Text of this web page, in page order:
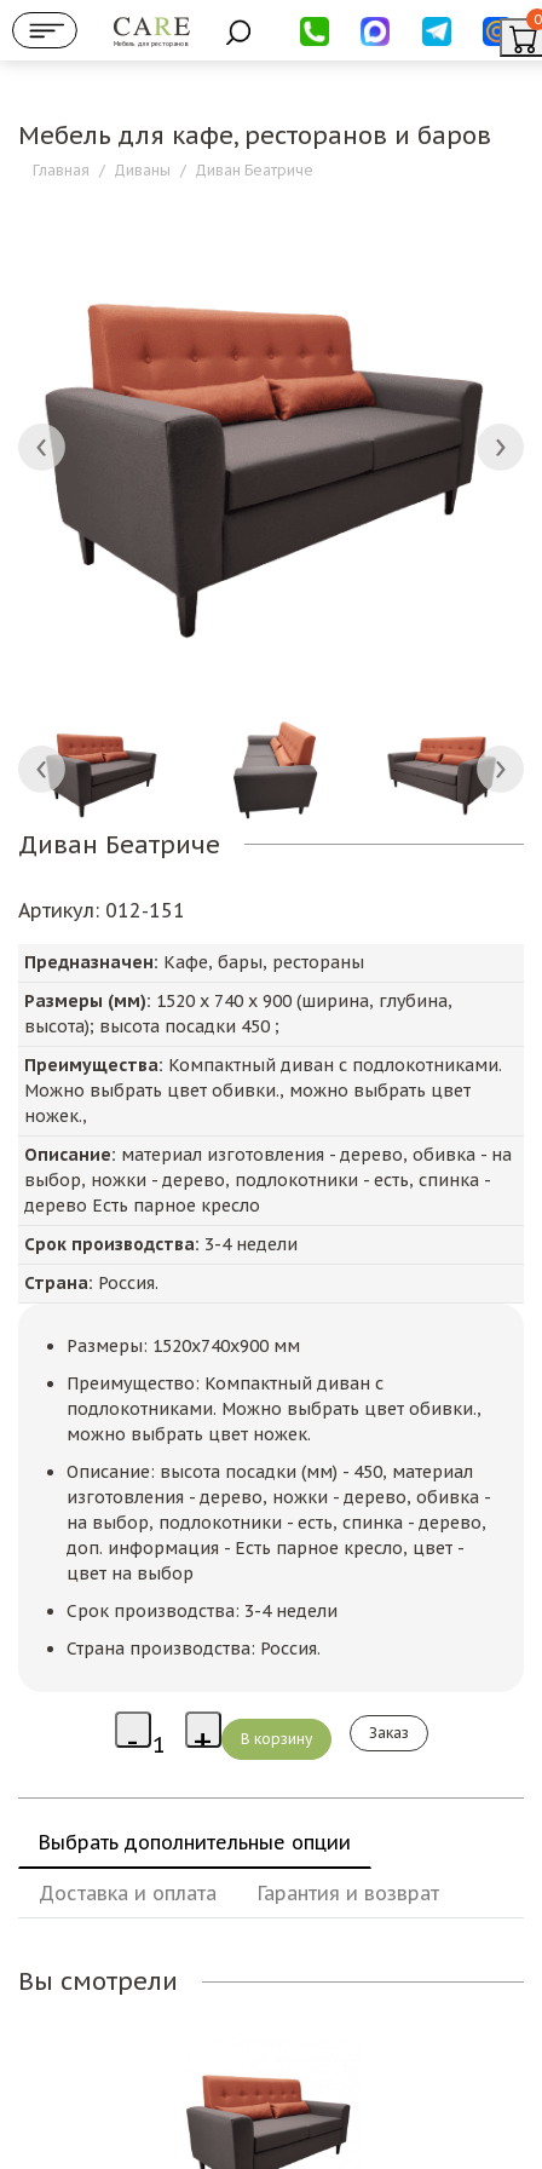
Мебель для ресторанов
0
Мебель для кафе, ресторанов и баров
Главная / Диваны / Диван Беатриче
Диван Беатриче
Артикул: 012-151
Предназначен: Кафе, бары, рестораны
Размеры (мм): 1520 х 740 х 900 (ширина, глубина,
высота); высота посадки 450 ;
Преимущества: Компактный диван с подлокотниками.
Можно выбрать цвет обивки., можно выбрать цвет
ножек.,
Описание: материал изготовления - дерево, обивка - на
выбор, ножки - дерево, подлокотники - есть, спинка -
дерево Есть парное кресло
Срок производства: 3-4 недели
Страна: Россия.
Размеры: 1520x740x900 мм
Преимущество: Компактный диван с
подлокотниками. Можно выбрать цвет обивки.,
можно выбрать цвет ножек.
Описание: высота посадки (мм) - 450, материал
изготовления - дерево, ножки - дерево, обивка -
на выбор, подлокотники - есть, спинка - дерево,
доп. информация - Есть парное кресло, цвет -
цвет на выбор
Срок производства: 3-4 недели
Страна производства: Россия.
Заказ
Выбрать дополнительные опции
Доставка и оплата Гарантия и возврат
Вы смотрели